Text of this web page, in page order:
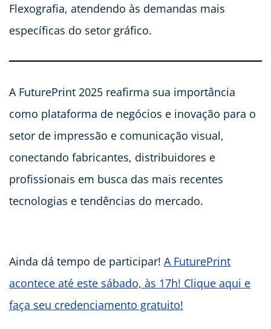
Flexografia, atendendo às demandas mais
específicas do setor gráfico.
A FuturePrint 2025 reafirma sua importância
como plataforma de negócios e inovação para o
setor de impressão e comunicação visual,
conectando fabricantes, distribuidores e
profissionais em busca das mais recentes
tecnologias e tendências do mercado.
Ainda dá tempo de participar! A FuturePrint
acontece até este sábado, às 17h! Clique aqui e
faça seu credenciamento gratuito!